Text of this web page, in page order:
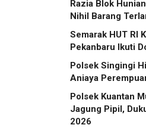
Razia Blok
Nihil Barang
Semarak HUT RI
Pekanbaru Ikuti
Polsek Singingi
Aniaya
Polsek Kuantan
Jagung Pipil,
2026